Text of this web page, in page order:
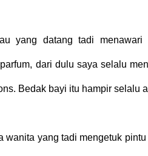
yang datang tadi
dari dulu saya selalu
Bedak bayi itu hampir selalu
wanita yang tadi mengetuk